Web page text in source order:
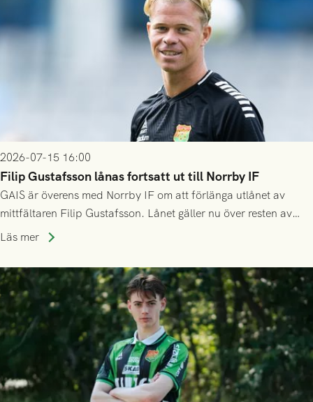
2026-07-15 16:00
Filip Gustafsson lånas fortsatt ut till Norrby IF
GAIS är överens med Norrby IF om att förlänga utlånet av
mittfältaren Filip Gustafsson. Lånet gäller nu över resten av
säsongen 2026.
Läs mer